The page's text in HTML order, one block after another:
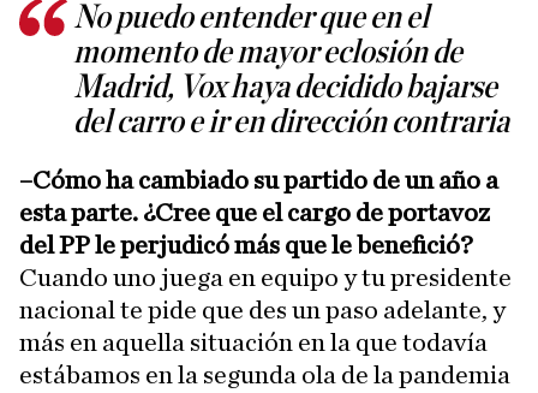
No puedo entender que en el
momento de mayor eclosión de
Madrid, Vox haya decidido bajarse
del carro e ir en dirección contraria
–Cómo ha cambiado su partido de un año a
esta parte. ¿Cree que el cargo de portavoz
del PP le perjudicó más que le benefició?
Cuando uno juega en equipo y tu presidente
nacional te pide que des un paso adelante, y
más en aquella situación en la que todavía
estábamos en la segunda ola de la pandemia